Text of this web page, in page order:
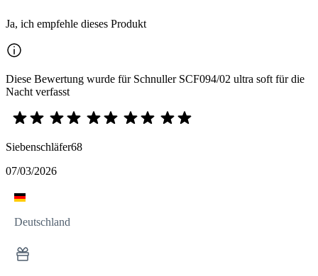
Ja, ich empfehle dieses Produkt
Diese Bewertung wurde für Schnuller SCF094/02 ultra soft für die
Nacht verfasst
Siebenschläfer68
07/03/2026
Deutschland